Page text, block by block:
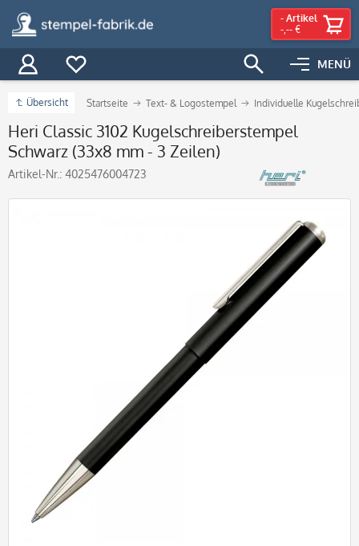
MENÜ
- Artikel
-,-- €
Übersicht Startseite Text- & Logostempel Individuelle
Heri Classic 3102 Kugelschreiberstempel
Schwarz (33x8 mm - 3 Zeilen)
Artikel-Nr.: 4025476004723